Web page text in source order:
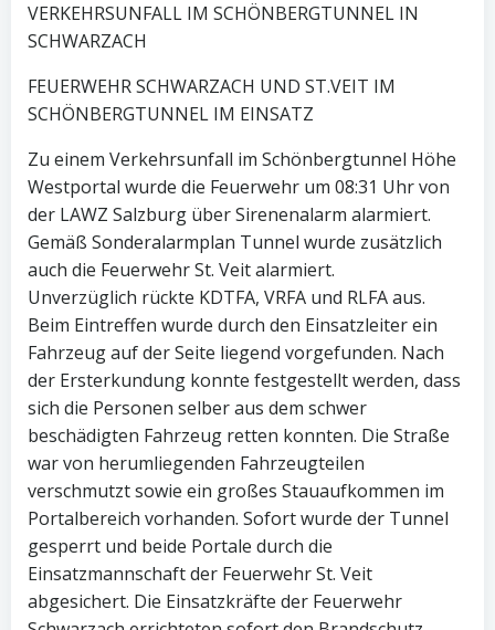
VERKEHRSUNFALL IM SCHÖNBERGTUNNEL IN
SCHWARZACH
FEUERWEHR SCHWARZACH UND ST.VEIT IM
SCHÖNBERGTUNNEL IM EINSATZ
Zu einem Verkehrsunfall im Schönbergtunnel Höhe
Westportal wurde die Feuerwehr um 08:31 Uhr von
der LAWZ Salzburg über Sirenenalarm alarmiert.
Gemäß Sonderalarmplan Tunnel wurde zusätzlich
auch die Feuerwehr St. Veit alarmiert.
Unverzüglich rückte KDTFA, VRFA und RLFA aus.
Beim Eintreffen wurde durch den Einsatzleiter ein
Fahrzeug auf der Seite liegend vorgefunden. Nach
der Ersterkundung konnte festgestellt werden, dass
sich die Personen selber aus dem schwer
beschädigten Fahrzeug retten konnten. Die Straße
war von herumliegenden Fahrzeugteilen
verschmutzt sowie ein großes Stauaufkommen im
Portalbereich vorhanden. Sofort wurde der Tunnel
gesperrt und beide Portale durch die
Einsatzmannschaft der Feuerwehr St. Veit
abgesichert. Die Einsatzkräfte der Feuerwehr